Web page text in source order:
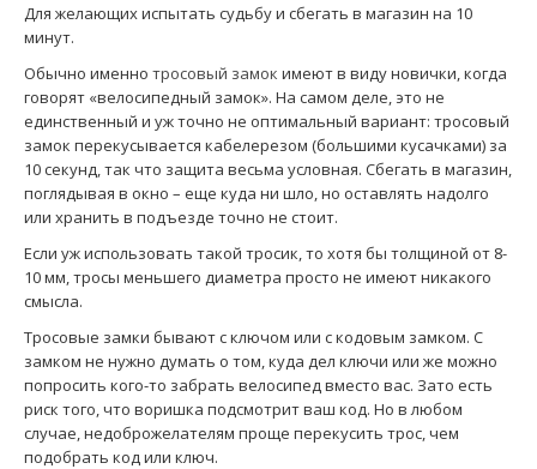
Для желающих испытать судьбу и сбегать в магазин на 10
минут.
Обычно именно тросовый замок имеют в виду новички, когда
говорят «велосипедный замок». На самом деле, это не
единственный и уж точно не оптимальный вариант: тросовый
замок перекусывается кабелерезом (большими кусачками) за
10 секунд, так что защита весьма условная. Сбегать в магазин,
поглядывая в окно – еще куда ни шло, но оставлять надолго
или хранить в подъезде точно не стоит.
Если уж использовать такой тросик, то хотя бы толщиной от 8-
10 мм, тросы меньшего диаметра просто не имеют никакого
смысла.
Тросовые замки бывают с ключом или с кодовым замком. С
замком не нужно думать о том, куда дел ключи или же можно
попросить кого-то забрать велосипед вместо вас. Зато есть
риск того, что воришка подсмотрит ваш код. Но в любом
случае, недоброжелателям проще перекусить трос, чем
подобрать код или ключ.